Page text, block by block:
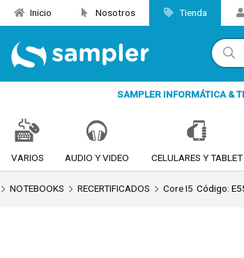
Inicio Nosotros Tienda
SAMPLER INFORMÁTICA &
VARIOS AUDIO Y VIDEO CELULARES Y TABLET
NOTEBOOKS RECERTIFICADOS Core I5 Código: